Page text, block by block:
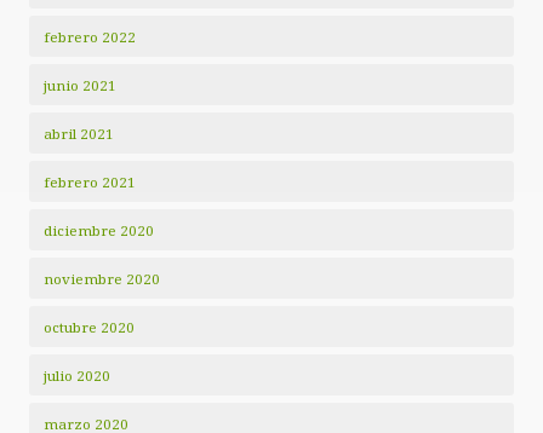
febrero 2022
junio 2021
abril 2021
febrero 2021
diciembre 2020
noviembre 2020
octubre 2020
julio 2020
marzo 2020